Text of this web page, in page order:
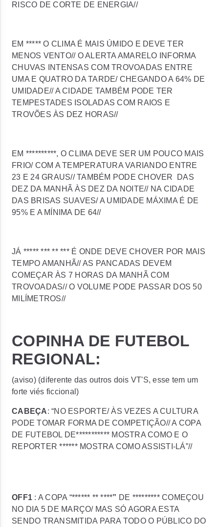
RISCO DE CORTE DE ENERGIA//
EM ***** O CLIMA É MAIS ÚMIDO E DEVE TER
MENOS VENTO// O ALERTA AMARELO INFORMA
CHUVAS INTENSAS COM TROVOADAS ENTRE
UMA E QUATRO DA TARDE/ CHEGANDO A 64% DE
UMIDADE// A CIDADE TAMBÉM PODE TER
TEMPESTADES ISOLADAS COM RAIOS E
TROVÕES ÀS DEZ HORAS//
EM **********, O CLIMA DEVE SER UM POUCO MAIS
FRIO/ COM A TEMPERATURA VARIANDO ENTRE
23 E 24 GRAUS// TAMBÉM PODE CHOVER DAS
DEZ DA MANHÃ ÀS DEZ DA NOITE// NA CIDADE
DAS BRISAS SUAVES/ A UMIDADE MÁXIMA É DE
95% E A MÍNIMA DE 64//
JÁ ***** *** ** *** É ONDE DEVE CHOVER POR MAIS
TEMPO AMANHÃ// AS PANCADAS DEVEM
COMEÇAR ÀS 7 HORAS DA MANHÃ COM
TROVOADAS// O VOLUME PODE PASSAR DOS 50
MILÍMETROS//
COPINHA DE FUTEBOL
REGIONAL:
(aviso) (diferente das outros dois VT'S, esse tem um
forte viés ficcional)
CABEÇA: “NO ESPORTE/ ÀS VEZES A CULTURA
PODE TOMAR FORMA DE COMPETIÇÃO// A COPA
DE FUTEBOL DE*********** MOSTRA COMO E O
REPORTER ****** MOSTRA COMO ASSISTI-LÁ”//
OFF1 : A COPA “****** ** ****” DE ********* COMEÇOU
NO DIA 5 DE MARÇO/ MAS SÓ AGORA ESTA
SENDO TRANSMITIDA PARA TODO O PÚBLICO DO